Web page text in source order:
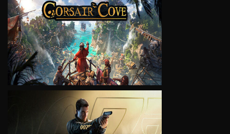
VIEW
VIEW